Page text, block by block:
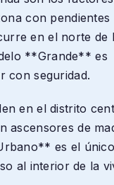
con pendientes
en el norte de
**Grande** es
con seguridad.
en el distrito
ascensores de
es el
al interior de la